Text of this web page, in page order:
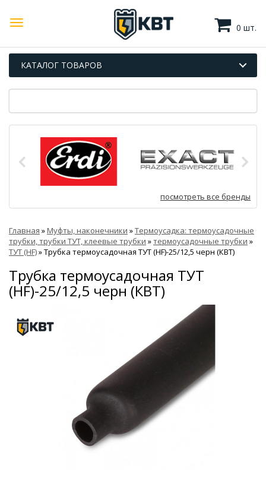
0 шт.
КАТАЛОГ ТОВАРОВ
посмотреть все бренды
Главная »Муфты, наконечники »Термоусадка: термоусадочные
трубки, трубки ТУТ, клеевые трубки »термоусадочные трубки »
ТУТ (HF)»Трубка термоусадочная ТУТ (HF)-25/12,5 черн (КВТ)
Трубка термоусадочная ТУТ
(HF)-25/12,5 черн (КВТ)